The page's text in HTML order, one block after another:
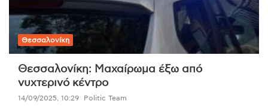
Θεσσαλονίκη
Θεσσαλονίκη: Μαχαίρωμα έξω από
νυχτερινό κέντρο
14/09/2025, 10:29 Politic Team